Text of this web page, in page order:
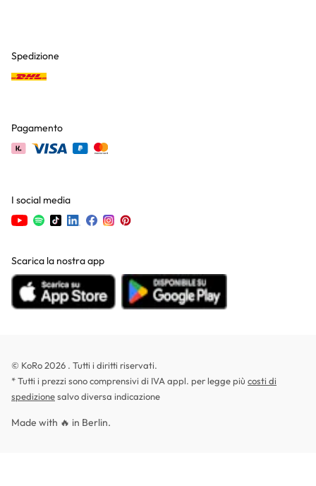
Spedizione
Pagamento
I social media
Scarica la nostra app
© KoRo 2026 . Tutti i diritti riservati.
* Tutti i prezzi sono comprensivi di IVA appl. per legge più costi di
spedizionesalvo diversa indicazione
Made with 🔥 in Berlin.